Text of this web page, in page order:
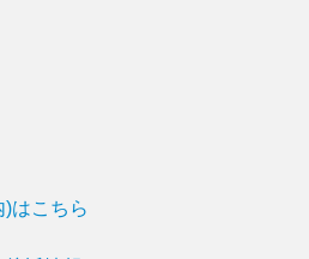
はこちら